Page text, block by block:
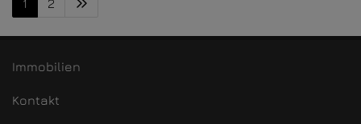
1 2
Immobilien
Kontakt